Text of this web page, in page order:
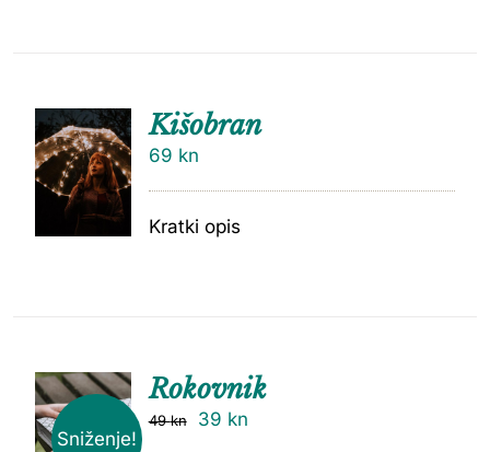
DODAJ
U
KOŠARI
Kišobran
69 kn
Kratki opis
Sniženje!
DODAJ
Rokovnik
49kn 39 kn